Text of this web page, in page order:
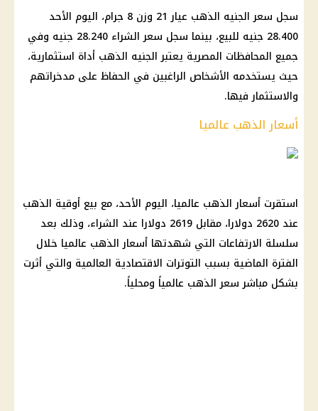
سجل سعر الجنيه الذهب عيار 21 وزن 8 جرام، اليوم الأحد
28.400 جنيه للبيع، بينما سجل سعر الشراء 28.240 جنيه وفي
جميع المحافظات المصرية يعتبر الجنيه الذهب أداة استثمارية،
حيث يستخدمه الأشخاص الراغبين في الحفاظ على مدخراتهم
والاستثمار فيها.
أسعار الذهب عالميا
استقرت أسعار الذهب عالميا، اليوم الأحد، مع بيع أوقية الذهب
عند 2620 دولارا، مقابل 2619 دولارا عند الشراء، وذلك بعد
سلسلة الارتفاعات التي شهدتها أسعار الذهب عالميا خلال
الفترة الماضية بسبب التوترات الاقتصادية العالمية والتي أثرت
بشكل مباشر سعر الذهب عالمياً ومحلياً.